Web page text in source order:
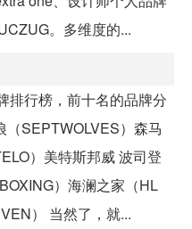
。多维度的...
排行榜，前十名的品牌分
SEPTWOLVES）森马
）美特斯邦威 波司登
）海澜之家（HL
） 当然了，就...